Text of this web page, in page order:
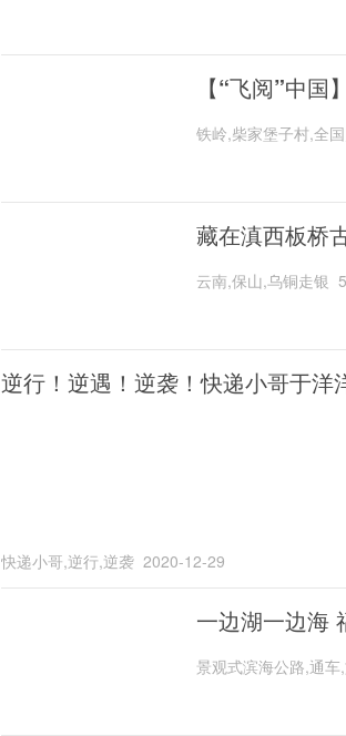
【“飞阅”中
铁岭,柴家堡子村,全
藏在滇西板桥
云南,保山,乌铜走银
逆行！逆遇！逆袭！快递小哥于洋
快递小哥,逆行,逆袭 2020-12-29
一边湖一边海
景观式滨海公路,通车